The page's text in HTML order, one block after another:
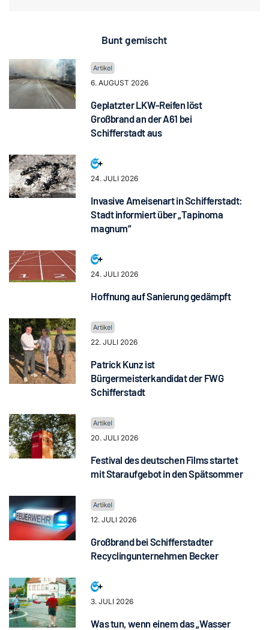
Bunt gemischt
6. AUGUST 2026
Geplatzter LKW-Reifen löst
Großbrand an der A61 bei
Schifferstadt aus
24. JULI 2026
Invasive Ameisenart in Schifferstadt:
Stadt informiert über „Tapinoma
magnum“
24. JULI 2026
Hoffnung auf Sanierung gedämpft
22. JULI 2026
Patrick Kunz ist
Bürgermeisterkandidat der FWG
Schifferstadt
20. JULI 2026
Festival des deutschen Films startet
mit Staraufgebot in den Spätsommer
12. JULI 2026
Großbrand bei Schifferstadter
Recyclingunternehmen Becker
3. JULI 2026
Was tun, wenn einem das „Wasser